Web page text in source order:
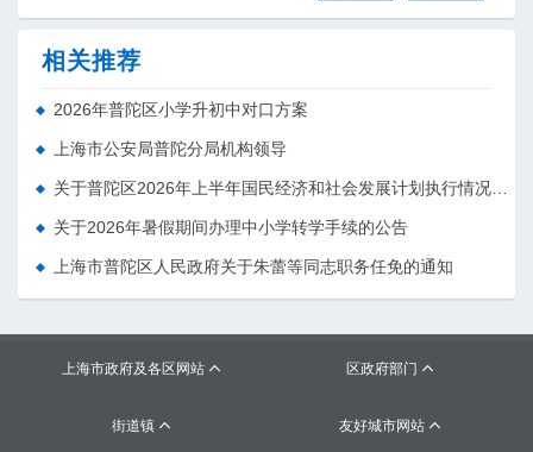
相关推荐
2026年普陀区小学升初中对口方案
上海市公安局普陀分局机构领导
关于2026年暑假期间办理中小学转学手续的公告
上海市普陀区人民政府关于朱蕾等同志职务任免的通知
上海市政府及各区网站  区政府部门 
街道镇  友好城市网站 